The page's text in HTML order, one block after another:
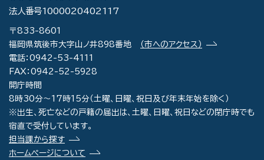
法人番号1000020402117
〒833-8601
福岡県筑後市大字山ノ井898番地
（市へのアクセス）
電話：0942-53-4111
FAX：0942-52-5928
開庁時間
8時30分～17時15分（土曜、日曜、祝日及び年末年始を除く）
※出生、死亡などの戸籍の届出は、土曜、日曜、祝日などの閉庁時でも
宿直で受付しています。
担当課から探す
ホームページについて